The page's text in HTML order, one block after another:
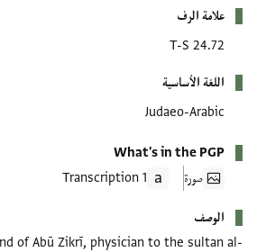
علامة الرف
T-S 24.72
اللغة الأساسية
Judaeo-Arabic
What's in the PGP
صورة
1 Transcription
الوصف
of Abū Zikrī, physician to the sultan al-